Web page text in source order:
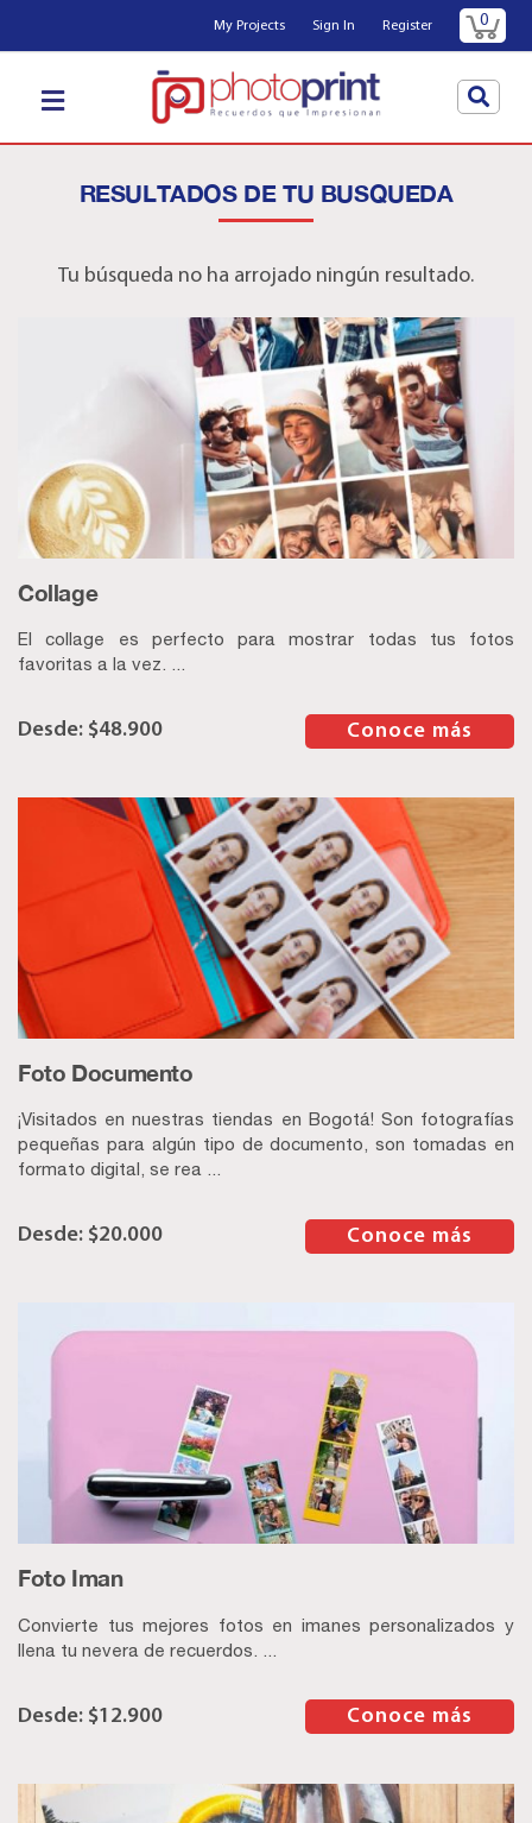
My Projects Sign In Register 0
RESULTADOS DE TU BUSQUEDA
Tu búsqueda no ha arrojado ningún resultado.
Collage
El collage es perfecto para mostrar todas tus fotos
favoritas a la vez. ...
$48.900 Conoce más
Foto Documento
¡Visitados en nuestras tiendas en Bogotá! Son fotografías
pequeñas para algún tipo de documento, son tomadas en
formato digital, se rea ...
$20.000 Conoce más
Foto Iman
Convierte tus mejores fotos en imanes personalizados y
llena tu nevera de recuerdos. ...
$12.900 Conoce más